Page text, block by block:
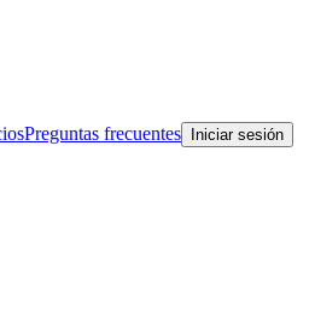
Preguntas frecuentes Iniciar sesión